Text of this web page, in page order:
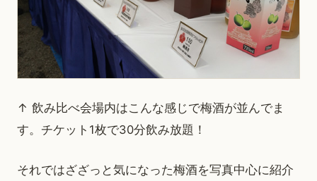
↑ 飲み比べ会場内はこんな感じで梅酒が並んでま
す。チケット1枚で30分飲み放題！
それではざざっと気になった梅酒を写真中心に紹介